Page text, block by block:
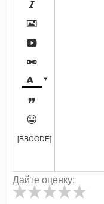








[BBCODE]
Дайте оценку: